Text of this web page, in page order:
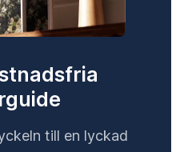
till en lyckad